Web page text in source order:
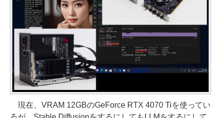
現在、VRAM 12GBのGeForce RTX 4070 Tiを使ってい